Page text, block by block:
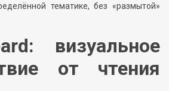
тематике, без «размытой»
визуальное
от чтения